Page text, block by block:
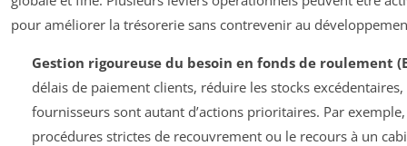
pour améliorer la trésorerie sans contrevenir au
Gestion rigoureuse du besoin en fonds de roulement
délais de paiement clients, réduire les stocks
fournisseurs sont autant d’actions prioritaires. Par
procédures strictes de recouvrement ou le recours à un